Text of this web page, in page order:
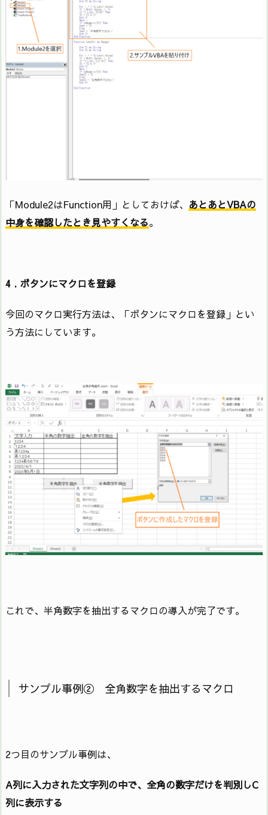
「Module2はFunction用」としておけば、 あとあとVBAの
中身を確認したとき見やすくなる。
4 . ボタンにマクロを登録
今回のマクロ実行方法は、「ボタンにマクロを登録」とい
う方法にしています。
これで、半角数字を抽出するマクロの導入が完了です。
サンプル事例② 全角数字を抽出するマクロ
2つ目のサンプル事例は、
A列に入力された文字列の中で、全角の数字だけを判別しC
列に表示する